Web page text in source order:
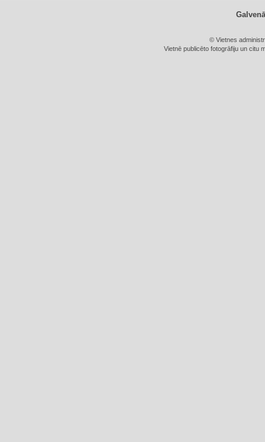
© Vietnes
Vietnē publicēto fotogrāfiju un citu